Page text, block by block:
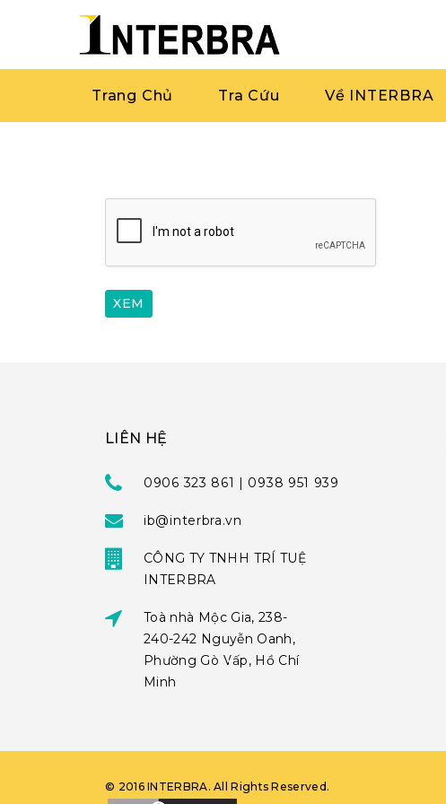
Trang Chủ Tra Cứu Về INTERBRA
LIÊN HỆ
0906 323 861 | 0938 951 939
ib@interbra.vn
CÔNG TY TNHH TRÍ TUỆ
INTERBRA
Toà nhà Mộc Gia, 238-
240-242 Nguyễn Oanh,
Phường Gò Vấp, Hồ Chí
Minh
© 2016 INTERBRA. All Rights Reserved.